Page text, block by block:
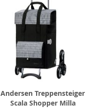
Andersen Treppensteiger
Scala Shopper Milla